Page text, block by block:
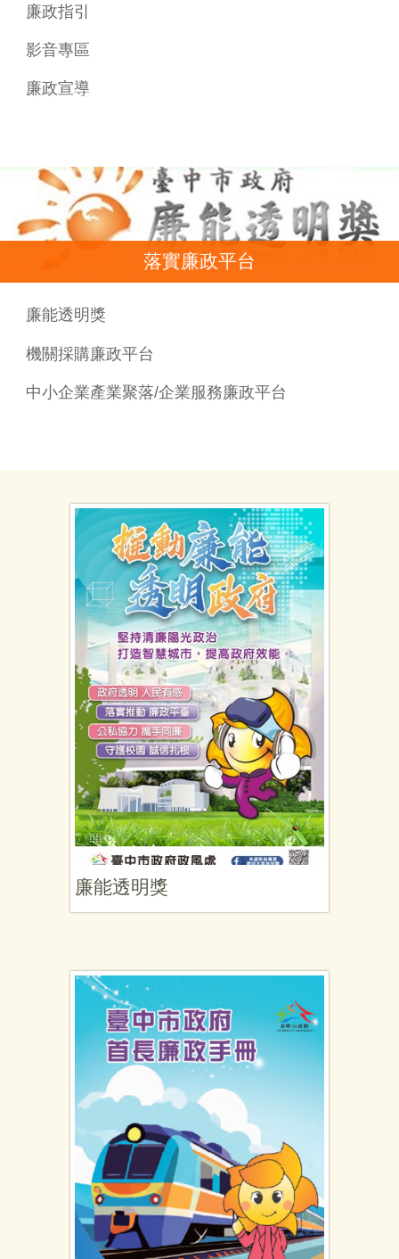
廉政指引
影音專區
廉政宣導
落實廉政平台
廉能透明獎
機關採購廉政平台
中小企業產業聚落/企業服務廉政平台
廉能透明獎